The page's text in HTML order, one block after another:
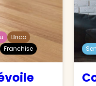
Brico
Franchise